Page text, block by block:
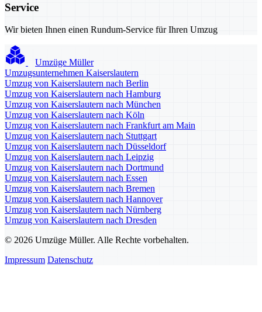
Service
Wir bieten Ihnen einen Rundum-Service für Ihren Umzug
Umzüge Müller
Umzugsunternehmen Kaiserslautern
Umzug von Kaiserslautern nach Berlin
Umzug von Kaiserslautern nach Hamburg
Umzug von Kaiserslautern nach München
Umzug von Kaiserslautern nach Köln
Umzug von Kaiserslautern nach Frankfurt am Main
Umzug von Kaiserslautern nach Stuttgart
Umzug von Kaiserslautern nach Düsseldorf
Umzug von Kaiserslautern nach Leipzig
Umzug von Kaiserslautern nach Dortmund
Umzug von Kaiserslautern nach Essen
Umzug von Kaiserslautern nach Bremen
Umzug von Kaiserslautern nach Hannover
Umzug von Kaiserslautern nach Nürnberg
Umzug von Kaiserslautern nach Dresden
© 2026 Umzüge Müller. Alle Rechte vorbehalten.
Impressum Datenschutz